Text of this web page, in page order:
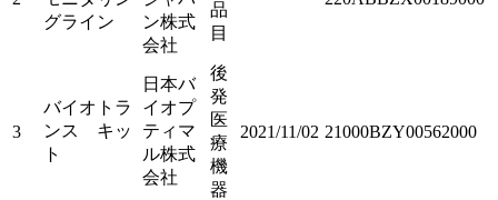
グライン
ン株式
会社
品
目
3
バイオトラ
ンス キッ
ト
日本バ
イオプ
ティマ
ル株式
会社
後
発
医
療
機
器
2021/11/02 21000BZY00562000